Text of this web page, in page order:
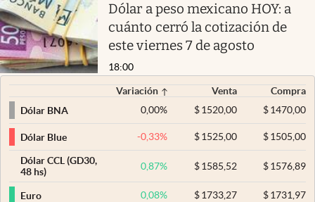
Dólar a peso mexicano HOY: a
cuánto cerró la cotización de
este viernes 7 de agosto
18:00
Variación Venta
Compra
Dólar BNA
0,00% $ 1520,00 $1470,00
Dólar Blue -0,33% $ 1525,00 $1505,00
Dólar CCL (GD30,
48 hs)
0,87% $ 1585,52 $1576,89
Euro 0,08% $ 1733,27 $1731,97